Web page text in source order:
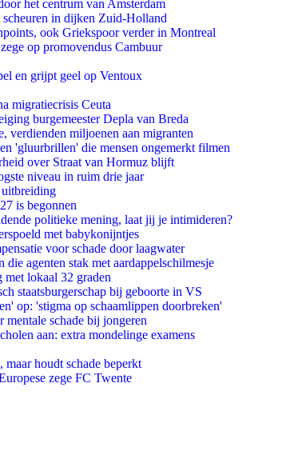
het centrum van Amsterdam
in dijken Zuid-Holland
ook Griekspoor verder in Montreal
op promovendus Cambuur
en grijpt geel op Ventoux
migratiecrisis Ceuta
burgemeester Depla van Breda
verdienden miljoenen aan migranten
'gluurbrillen' die mensen ongemerkt filmen
over Straat van Hormuz blijft
niveau in ruim drie jaar
is begonnen
politieke mening, laat jij je intimideren?
met babykonijntjes
voor schade door laagwater
agenten stak met aardappelschilmesje
met lokaal 32 graden
staatsburgerschap bij geboorte in VS
op: 'stigma op schaamlippen doorbreken'
schade bij jongeren
aan: extra mondelinge examens
houdt schade beperkt
zege FC Twente